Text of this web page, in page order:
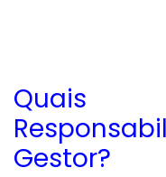
Gestor?